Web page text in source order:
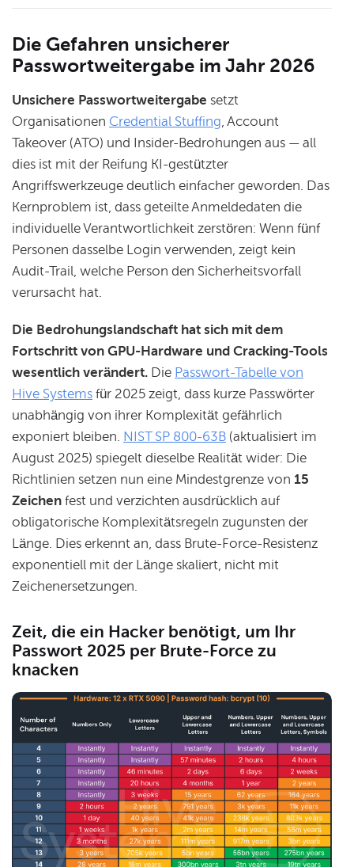
Die Gefahren unsicherer
Passwortweitergabe im Jahr 2026
Unsichere Passwortweitergabe setzt
Organisationen Credential Stuffing, Account
Takeover (ATO) und Insider-Bedrohungen aus — all
dies ist mit der Reifung KI-gestützter
Angriffswerkzeuge deutlich einfacher geworden. Das
Kernproblem ist, dass geteilte Anmeldedaten die
individuelle Verantwortlichkeit zerstören: Wenn fünf
Personen dasselbe Login verwenden, zeigt kein
Audit-Trail, welche Person den Sicherheitsvorfall
verursacht hat.
Die Bedrohungslandschaft hat sich mit dem
Fortschritt von GPU-Hardware und Cracking-Tools
wesentlich verändert. Die Passwort-Tabelle von
Hive Systems für 2025 zeigt, dass kurze Passwörter
unabhängig von ihrer Komplexität gefährlich
exponiert bleiben. NIST SP 800-63B (aktualisiert im
August 2025) spiegelt dieselbe Realität wider: Die
Richtlinien setzen nun eine Mindestgrenze von 15
Zeichen fest und verzichten ausdrücklich auf
obligatorische Komplexitätsregeln zugunsten der
Länge. Dies erkennt an, dass Brute-Force-Resistenz
exponentiell mit der Länge skaliert, nicht mit
Zeichenersetzungen.
Zeit, die ein Hacker benötigt, um Ihr
Passwort 2025 per Brute-Force zu
knacken